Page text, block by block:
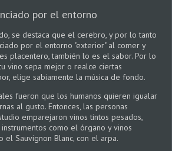
por el entorno
se destaca que el cerebro, y por lo tanto
por el entorno "exterior" al comer y
placentero, también lo es el sabor. Por lo
vino sepa mejor o realce ciertas
elige sabiamente la música de fondo.
fueron que los humanos quieren igualar
al gusto. Entonces, las personas
emparejaron vinos tintos pesados,
como el órgano y vinos
el Sauvignon Blanc, con el arpa.